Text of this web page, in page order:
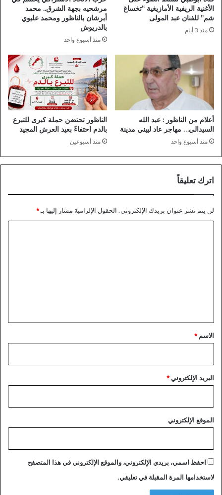
الأغنية الريفية الأمازيغية “تخساغ
شم” للفنان عبد المولى
منذ 3 أيام
مرشحيه بجهة الشرق.. محمد
أبرشان بالناظور ومحمد عليوي
بالدريوش
منذ أسبوع واحد
أعلام من الناظور : عبد الله
السيدالي… مهاجر عاد ليبني مدينة
منذ أسبوع واحد
الناظور تحتضن حملة كبرى للتبرع
بالدم احتفاءً بعيد العرش المجيد
منذ أسبوعين
اترك تعليقاً
لن يتم نشر عنوان بريدك الإلكتروني. الحقول الإلزامية مشار إليها بـ*
*
الاسم *
البريد الإلكتروني*
الموقع الإلكتروني
احفظ اسمي، بريدي الإلكتروني، والموقع الإلكتروني في هذا المتصفح
لاستخدامها المرة المقبلة في تعليقي.